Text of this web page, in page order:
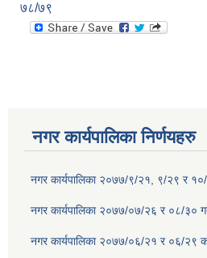
७८/७९
नगर कार्यपालिका निर्णयहरु
नगर कार्यपालिका २०७७/९/२१, ९/२९ र
नगर कार्यपालिका २०७७/०७/२६ र ०८/३०
नगर कार्यपालिका २०७७/०६/२१ र ०६/२९